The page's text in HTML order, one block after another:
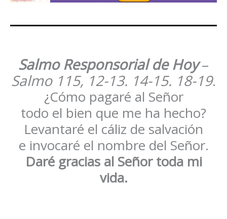
Salmo Responsorial de Hoy –
Salmo 115, 12-13. 14-15. 18-19.
¿Cómo pagaré al Señor
todo el bien que me ha hecho?
Levantaré el cáliz de salvación
e invocaré el nombre del Señor.
Daré gracias al Señor toda mi
vida.